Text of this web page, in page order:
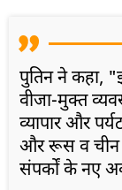
पुतिन ने कहा,
वीजा-मुक्त
व्यापार और
और रूस व चीन
संपर्कों के नए